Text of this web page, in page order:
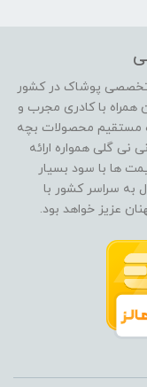
تخصصی پوشاک در کشور
به کار از سال ۹۳ تا کنون همراه با کادری مجرب و
مستقیم محصولات بچه
نی گلی همواره ارائه
ها با سود بسیار
به سراسر کشور با
عزیز خواهد بود.